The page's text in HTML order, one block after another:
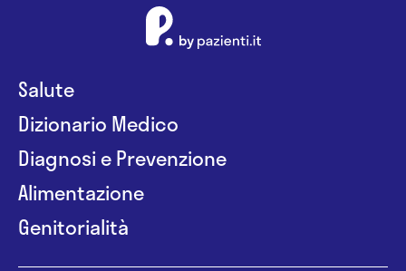
Salute
Dizionario Medico
Diagnosi e Prevenzione
Alimentazione
Genitorialità